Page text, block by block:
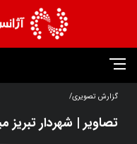
گزارش تصویری/
تصاویر | شهردار تبریز